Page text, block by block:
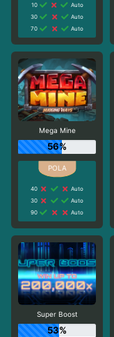
10
Auto
30
Auto
70
Auto
Mega Mine
56%
40
Auto
30
Auto
90
Auto
Super Boost
53%